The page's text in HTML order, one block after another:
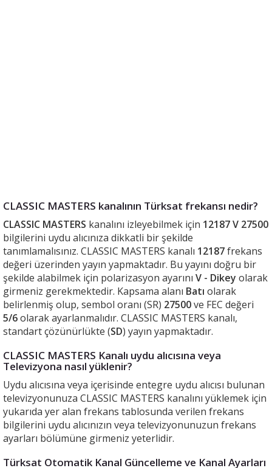
CLASSIC MASTERS kanalının Türksat frekansı nedir?
CLASSIC MASTERS kanalını izleyebilmek için 12187 V 27500
bilgilerini uydu alıcınıza dikkatli bir şekilde
tanımlamalısınız. CLASSIC MASTERS kanalı 12187frekans
değeri üzerinden yayın yapmaktadır. Bu yayını doğru bir
şekilde alabilmek için polarizasyon ayarını V - Dikey olarak
girmeniz gerekmektedir. Kapsama alanı Batı olarak
belirlenmiş olup, sembol oranı (SR) 27500ve FEC değeri
5/6olarak ayarlanmalıdır. CLASSIC MASTERS kanalı,
standart çözünürlükte (SD) yayın yapmaktadır.
CLASSIC MASTERS Kanalı uydu alıcısına veya
Televizyona nasıl yüklenir?
Uydu alıcısına veya içerisinde entegre uydu alıcısı bulunan
televizyonunuza CLASSIC MASTERS kanalını yüklemek için
yukarıda yer alan frekans tablosunda verilen frekans
bilgilerini uydu alıcınızın veya televizyonunuzun frekans
ayarları bölümüne girmeniz yeterlidir.
Türksat Otomatik Kanal Güncelleme ve Kanal Ayarları